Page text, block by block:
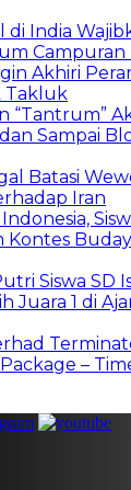
di India
Campuran
Akhiri
Takluk
“Tantrum”
Sampai
Batasi
Iran
Kontes
Siswa SD
Juara 1 di
–